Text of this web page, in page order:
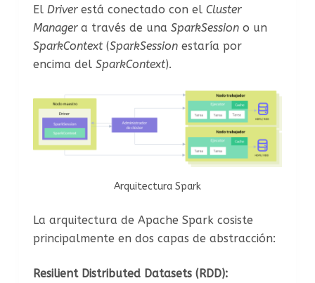
El Driver está conectado con el Cluster
Managera través de una SparkSession o un
SparkContext(SparkSession estaría por
encima del SparkContext).
Arquitectura Spark
La arquitectura de Apache Spark cosiste
principalmente en dos capas de abstracción:
Resilient Distributed Datasets (RDD):